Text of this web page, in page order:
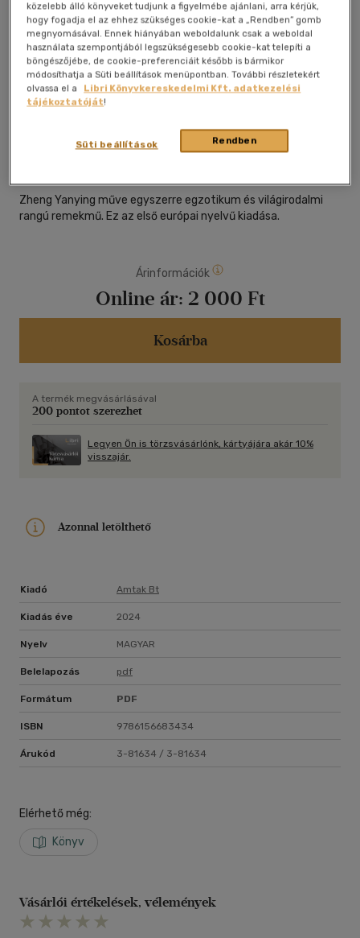
Beleolvasok
Zheng Yanying műve egyszerre egzotikum és világirodalmi
rangú remekmű. Ez az első európai nyelvű kiadása.
Árinformációk
Online ár: 2 000 Ft
Kosárba
A termék megvásárlásával
200 pontot szerezhet
Legyen Ön is törzsvásárlónk, kártyájára akár 10%
visszajár.
Azonnal letölthető
Kiadó Amtak Bt
Kiadás éve 2024
Nyelv MAGYAR
Belelapozás pdf
Formátum PDF
ISBN 9786156683434
Árukód 3-81634 / 3-81634
Elérhető még:
Könyv
Vásárlói értékelések, vélemények
közelebb álló könyveket tudjunk a figyelmébe ajánlani, arra kérjük,
hogy fogadja el az ehhez szükséges cookie-kat a „Rendben” gomb
megnyomásával. Ennek hiányában weboldalunk csak a weboldal
használata szempontjából legszükségesebb cookie-kat telepíti a
böngészőjébe, de cookie-preferenciáit később is bármikor
módosíthatja a Süti beállítások menüpontban. További részletekért
olvassa el a
Libri Könyvkereskedelmi Kft. adatkezelési
tájékoztatóját!
Rendben
Süti beállítások